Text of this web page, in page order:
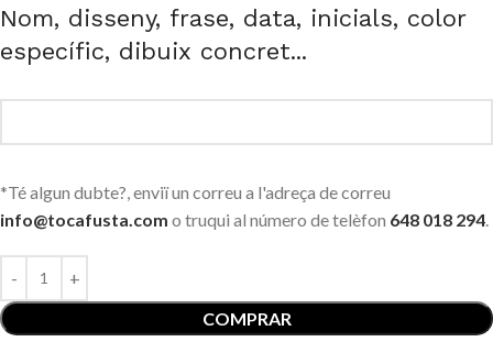
Nom, disseny, frase, data, inicials, color
específic, dibuix concret...
*Té algun dubte?, enviï un correu a l'adreça de correu
info@tocafusta.com o truqui al número de telèfon 648 018 294.
COMPRAR